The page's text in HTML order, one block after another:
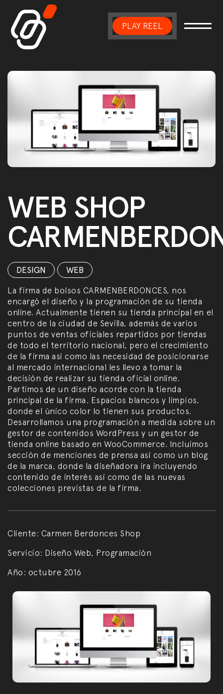
Main NavigationPLAY REEL
WEB SHOP
DESIGN WEB
La firma de bolsos CARMENBERDONCES, nos
encargó el diseño y la programación de su tienda
online. Actualmente tienen su tienda principal en el
centro de la ciudad de Sevilla, además de varios
puntos de ventas oficiales repartidos por tiendas
de todo el territorio nacional, pero el crecimiento
de la firma así como las necesidad de posicionarse
al mercado internacional les llevo a tomar la
decisión de realizar su tienda oficial online.
Partimos de un diseño acorde con la tienda
principal de la firma. Espacios blancos y limpios,
donde el único color lo tienen sus productos.
Desarrollamos una programación a medida sobre un
gestor de contenidos WordPress y un gestor de
tienda online basado en WooCommerce. Incluimos
sección de menciones de prensa así como un blog
de la marca, donde la diseñadora ira incluyendo
contenido de interés así como de las nuevas
colecciones previstas de la firma.
Cliente: Carmen Berdonces Shop
Servicio: Diseño Web, Programación
Año: octubre 2016